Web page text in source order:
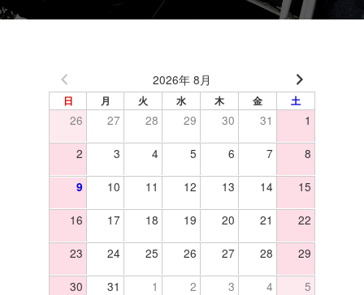
2026年 8月
日 月 火 水 木 金 土
26 27 28 29 30 31 1
2 3 4 5 6 7 8
9 10 11 12 13 14 15
16 17 18 19 20 21 22
23 24 25 26 27 28 29
30 31 1 2 3 4 5